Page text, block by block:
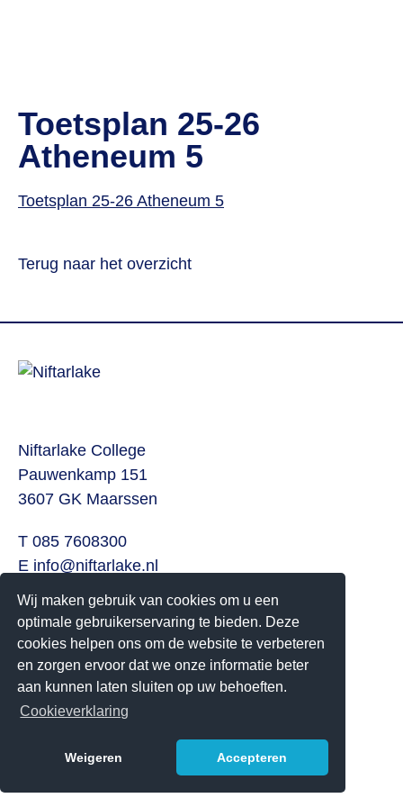
Wij maken gebruik van cookies om u een
optimale gebruikerservaring te bieden. Deze
cookies helpen ons om de website te verbeteren
en zorgen ervoor dat we onze informatie beter
aan kunnen laten sluiten op uw behoeften.
Cookieverklaring
Weigeren Accepteren
Toetsplan 25-26
Atheneum 5
Toetsplan 25-26 Atheneum 5
Terug naar het overzicht
Niftarlake College
Pauwenkamp 151
3607 GK Maarssen
T 085 7608300
E info@niftarlake.nl
Volg ons ook op:
Twitter
Het Niftarlake College heeft het predicaat Technasium